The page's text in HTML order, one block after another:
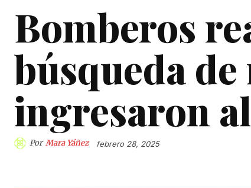
Bomberos
búsqueda
ingresaron
Por Mara Yáñez febrero 28, 2025